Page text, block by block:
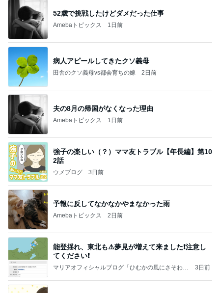
52歳で挑戦したけどダメだった仕事
Amebaトピックス 1日前
病人アピールしてきたクソ義母
田舎のクソ義母vs都会育ちの嫁 2日前
夫の8月の帰国がなくなった理由
Amebaトピックス 1日前
強子の楽しい（？）ママ友トラブル【年長編】第10
2話
ウメブログ 3日前
予報に反してなかなかやまなかった雨
Amebaトピックス 2日前
能登揺れ、東北も⚠️夢見が増えて来ました❗️注意し
てください❗️
マリアオフィシャルブログ「ひむかの風にさそわれ
3日前